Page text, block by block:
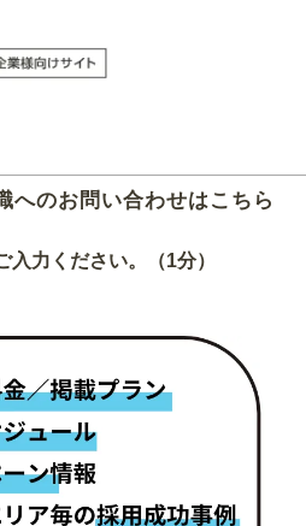
へのお問い合わせはこちら
入力ください。（1分）